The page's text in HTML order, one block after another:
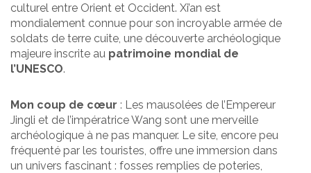
culturel entre Orient et Occident. Xi’an est
mondialement connue pour son incroyable armée de
soldats de terre cuite, une découverte archéologique
majeure inscrite au patrimoine mondial de
l’UNESCO.
Mon coup de cœur : Les mausolées de l’Empereur
Jingli et de l’impératrice Wang sont une merveille
archéologique à ne pas manquer. Le site, encore peu
fréquenté par les touristes, offre une immersion dans
un univers fascinant : fosses remplies de poteries,